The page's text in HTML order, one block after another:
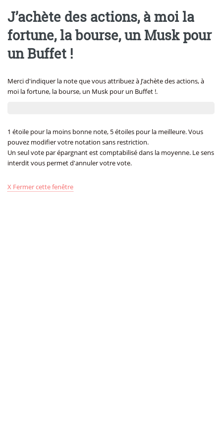
J’achète des actions, à moi la
fortune, la bourse, un Musk pour
un Buffet !
Merci d'indiquer la note que vous attribuez à J’achète des actions, à
moi la fortune, la bourse, un Musk pour un Buffet !.
1 étoile pour la moins bonne note, 5 étoiles pour la meilleure. Vous
pouvez modifier votre notation sans restriction.
Un seul vote par épargnant est comptabilisé dans la moyenne. Le sens
interdit vous permet d'annuler votre vote.
X Fermer cette fenêtre